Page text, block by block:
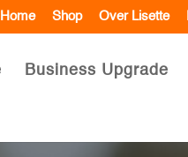
Home Shop Over Lisette
Business Upgrade